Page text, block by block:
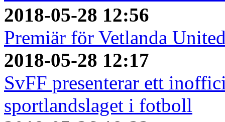
2018-05-28 12:56
Premiär för Vetlanda
2018-05-28 12:17
SvFF presenterar ett
sportlandslaget i fotboll